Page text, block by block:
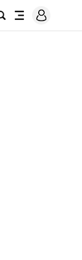
검
전
메
그